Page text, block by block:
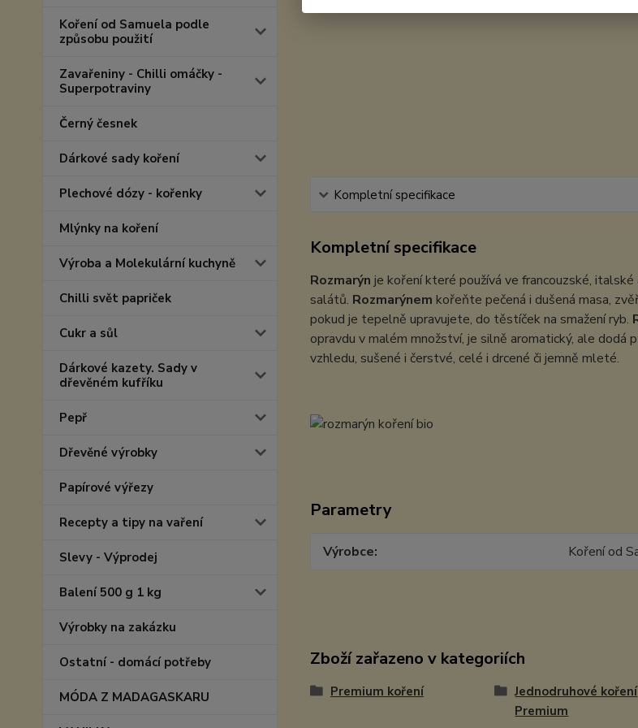
Koření od Samuela podle
způsobu použití
Zavařeniny - Chilli omáčky -
Superpotraviny
Černý česnek
Dárkové sady koření
Plechové dózy - kořenky
Mlýnky na koření
Výroba a Molekulární kuchyně
Chilli svět papriček
Cukr a sůl
Dárkové kazety. Sady v
dřevěném kufříku
Pepř
Dřevěné výrobky
Papírové výřezy
Recepty a tipy na vaření
Slevy - Výprodej
Balení 500 g 1 kg
Výrobky na zakázku
Ostatní - domácí potřeby
MÓDA Z MADAGASKARU
Kompletní specifikace
Kompletní specifikace
Rozmarýn je koření které používá ve francouzské, italské
salátů. Rozmarýnem kořeňte pečená i dušená masa,
pokud je tepelně upravujete, do těstíček na smažení ryb.
opravdu v malém množství, je silně aromatický, ale dodá
vzhledu, sušené i čerstvé, celé i drcené či jemně mleté.
Parametry
Výrobce Koření od
Zboží zařazeno v kategoriích
Premium koření
Jednodruhové koření
Premium